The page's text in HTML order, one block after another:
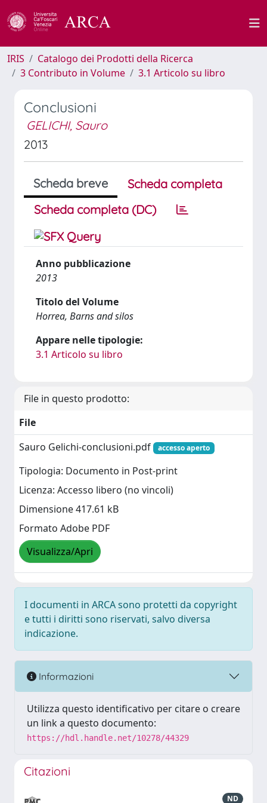
IRIS
Catalogo dei Prodotti della Ricerca
3 Contributo in Volume
3.1 Articolo su libro
Conclusioni
GELICHI, Sauro
2013
Scheda breve
Scheda completa
Scheda completa (DC)
Anno pubblicazione
2013
Titolo del Volume
Horrea, Barns and silos
Appare nelle tipologie:
3.1 Articolo su libro
File in questo prodotto:
File
Sauro Gelichi-conclusioni.pdf
accesso aperto
Tipologia: Documento in Post-print
Licenza: Accesso libero (no vincoli)
Dimensione 417.61 kB
Formato Adobe PDF
Visualizza/Apri
I documenti in ARCA sono protetti da copyright
e tutti i diritti sono riservati, salvo diversa
indicazione.
Informazioni
Utilizza questo identificativo per citare o creare
un link a questo documento:
https://hdl.handle.net/10278/44329
Citazioni
ND